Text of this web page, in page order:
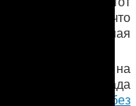
Ему обещали, что
избирательная
обратный билет на
Ашхабада
ему вылет без